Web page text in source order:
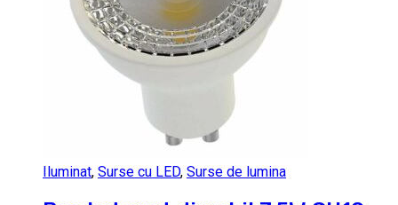
Iluminat, Surse cu LED, Surse de lumina